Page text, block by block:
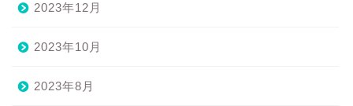
2023年12月
2023年10月
2023年8月